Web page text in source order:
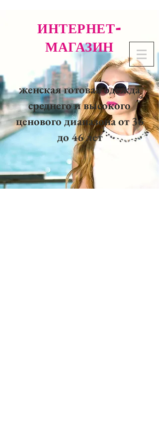
ИНТЕРНЕТ-
МАГАЗИН
женская готовая одежда
среднего и высокого
ценового диапазона от 36
до 46 лет